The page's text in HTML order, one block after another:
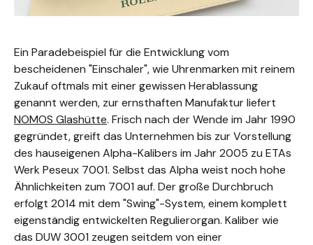
Ein Paradebeispiel für die Entwicklung vom
bescheidenen "Einschaler", wie Uhrenmarken mit reinem
Zukauf oftmals mit einer gewissen Herablassung
genannt werden, zur ernsthaften Manufaktur liefert
NOMOS Glashütte. Frisch nach der Wende im Jahr 1990
gegründet, greift das Unternehmen bis zur Vorstellung
des hauseigenen Alpha-Kalibers im Jahr 2005 zu ETAs
Werk Peseux 7001. Selbst das Alpha weist noch hohe
Ähnlichkeiten zum 7001 auf. Der große Durchbruch
erfolgt 2014 mit dem "Swing"-System, einem komplett
eigenständig entwickelten Regulierorgan. Kaliber wie
das DUW 3001 zeugen seitdem von einer